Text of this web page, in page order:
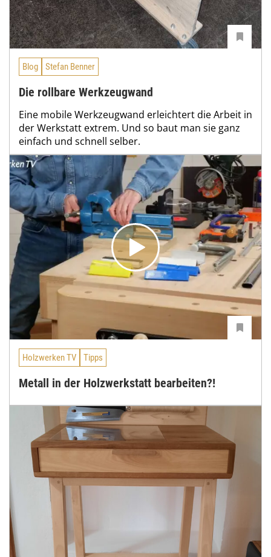
Blog Stefan Benner
Die rollbare Werkzeugwand
Eine mobile Werkzeugwand erleichtert die Arbeit in
der Werkstatt extrem. Und so baut man sie ganz
einfach und schnell selber.
Holzwerken TV Tipps
Metall in der Holzwerkstatt bearbeiten?!